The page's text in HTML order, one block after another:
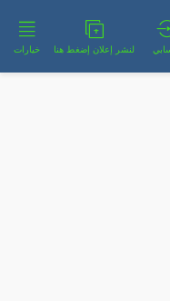
لنشر إعلان إضغط هنا خيارات